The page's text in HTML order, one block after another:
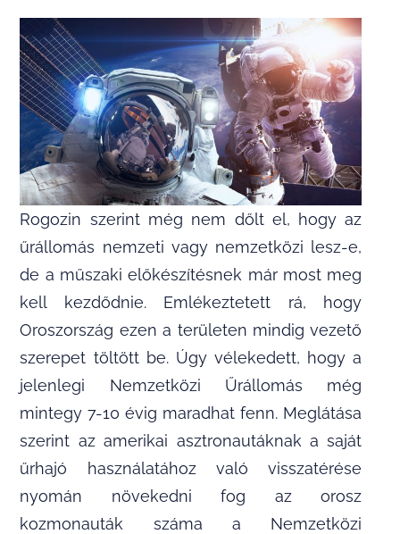
Rogozin szerint még nem dőlt el, hogy az
űrállomás nemzeti vagy nemzetközi lesz-e,
de a műszaki előkészítésnek már most meg
kell kezdődnie. Emlékeztetett rá, hogy
Oroszország ezen a területen mindig vezető
szerepet töltött be. Úgy vélekedett, hogy a
jelenlegi Nemzetközi Űrállomás még
mintegy 7-10 évig maradhat fenn. Meglátása
szerint az amerikai asztronautáknak a saját
űrhajó használatához való visszatérése
nyomán növekedni fog az orosz
kozmonauták száma a Nemzetközi